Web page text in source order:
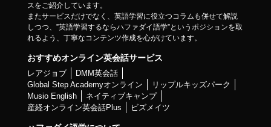
スをご紹介しています。
またサービスだけでなく、英語学習に役立つコラムも併せて解説
しつつ、”英語学習するならハファダイ語学”というポジションを取
れるよう、丁寧なコンテンツ作成を心がけています。
おすすめオンライン英会話サービス
レアジョブ
DMM英会話
Global Step Academyオンライン
リップルキッズパーク
Musio English
ネイティブキャンプ
産経オンライン英会話Plus
ビズメイツ